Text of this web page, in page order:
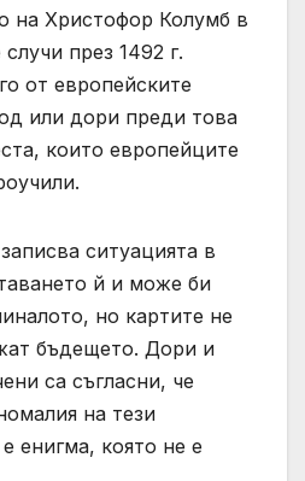
на Христофор Колумб в
през 1492 г.
от европейските
или дори преди това
които европейците
ситуацията в
й и може би
но картите не
бъдещето. Дори и
са съгласни, че
на тези
енигма, която не е